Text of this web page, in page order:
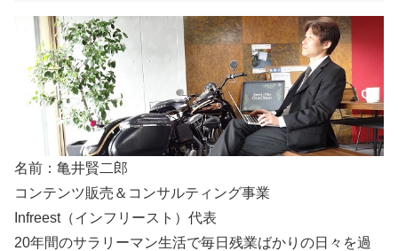
名前：亀井賢二郎
コンテンツ販売＆コンサルティング事業
Infreest（インフリースト）代表
20年間のサラリーマン生活で毎日残業ばかりの日々を過